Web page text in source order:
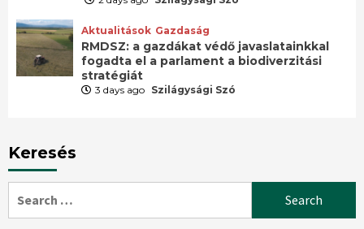
Aktualitások Gazdaság
RMDSZ: a gazdákat védő javaslatainkkal
fogadta el a parlament a biodiverzitási
stratégiát
3 days ago Szilágysági Szó
Keresés
for: